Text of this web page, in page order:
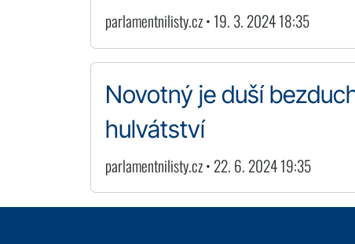
parlamentnilisty.cz • 19. 3. 2024 18:35
Novotný je duší
hulvátství
parlamentnilisty.cz • 22. 6. 2024 19:35